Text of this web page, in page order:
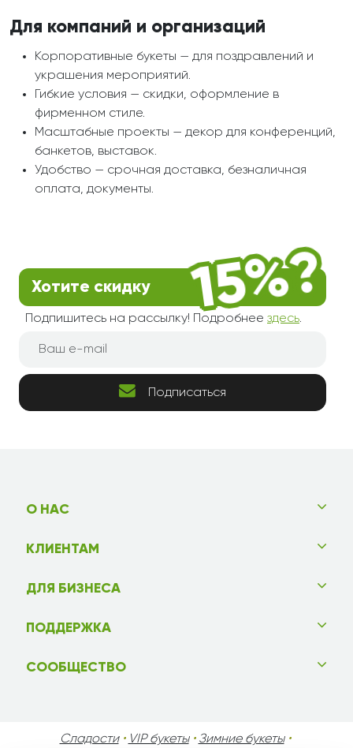
Для компаний и организаций
Корпоративные букеты — для поздравлений и
украшения мероприятий.
Гибкие условия — скидки, оформление в
фирменном стиле.
Масштабные проекты — декор для конференций,
банкетов, выставок.
Удобство — срочная доставка, безналичная
оплата, документы.
Хотите скидку
Подпишитесь на рассылку! Подробнее здесь.
Подписаться
О НАС
КЛИЕНТАМ
ДЛЯ БИЗНЕСА
ПОДДЕРЖКА
СООБЩЕСТВО
Сладости• VIP букеты• Зимние букеты•